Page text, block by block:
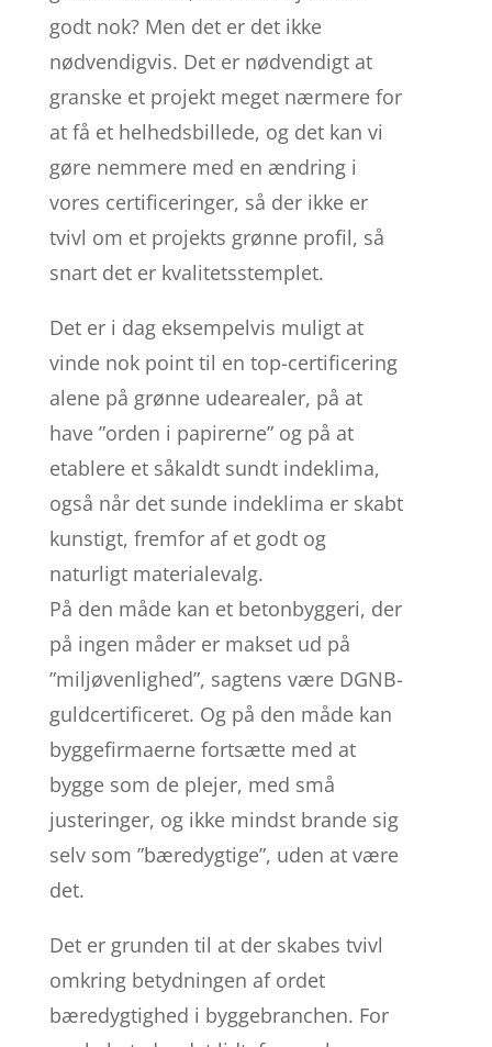
godt nok? Men det er det ikke
nødvendigvis. Det er nødvendigt at
granske et projekt meget nærmere for
at få et helhedsbillede, og det kan vi
gøre nemmere med en ændring i
vores certificeringer, så der ikke er
tvivl om et projekts grønne profil, så
snart det er kvalitetsstemplet.
Det er i dag eksempelvis muligt at
vinde nok point til en top-certificering
alene på grønne udearealer, på at
have ”orden i papirerne” og på at
etablere et såkaldt sundt indeklima,
også når det sunde indeklima er skabt
kunstigt, fremfor af et godt og
naturligt materialevalg.
På den måde kan et betonbyggeri, der
på ingen måder er makset ud på
”miljøvenlighed”, sagtens være DGNB-
guldcertificeret. Og på den måde kan
byggefirmaerne fortsætte med at
bygge som de plejer, med små
justeringer, og ikke mindst brande sig
selv som ”bæredygtige”, uden at være
det.
Det er grunden til at der skabes tvivl
omkring betydningen af ordet
bæredygtighed i byggebranchen. For